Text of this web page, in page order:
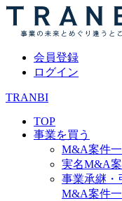
会員登録
ログイン
TRANBI
TOP
事業を買う
M&A案件
実名M&A
事業承継・
M&A案件